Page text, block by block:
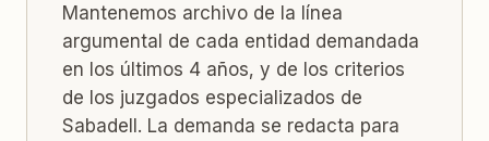
Mantenemos archivo de la línea
argumental de cada entidad demandada
en los últimos 4 años, y de los criterios
de los juzgados especializados de
Sabadell. La demanda se redacta para